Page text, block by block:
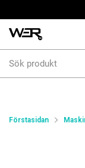
produkt
Förstasidan